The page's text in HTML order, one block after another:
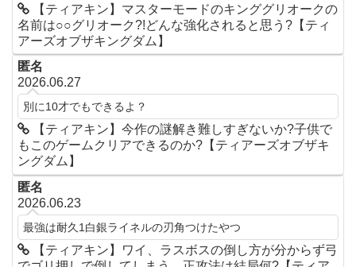
【ティアキン】マスターモードのキンググリオークの
名前は○○グリオーク?!どんな強化されると思う?【ティ
アーズオブザキングダム】
匿名
2026.06.27
別に10才でもできるよ？
【ティアキン】今作の謎解き難しすぎないか?子供で
もこのゲームクリアできるのか?【ティアーズオブザキ
ングダム】
匿名
2026.06.23
最強は耐久1白銀ライネルの刃角つけたやつ
【ティアキン】ワイ、ラスボスの倒し方が分からず弓